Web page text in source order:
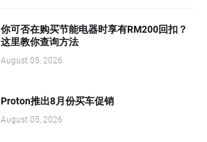
你可否在购买节能电器时享有RM200回扣？
这里教你查询方法
August 05, 2026
Proton推出8月份买车促销
August 05, 2026